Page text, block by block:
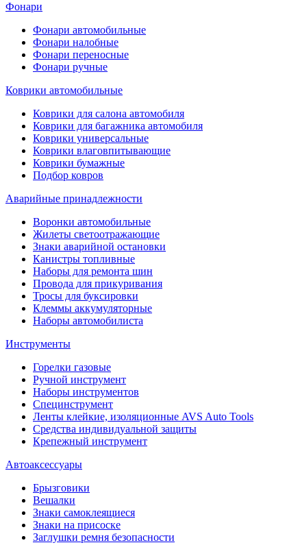
Фонари
Фонари автомобильные
Фонари налобные
Фонари переносные
Фонари ручные
Коврики автомобильные
Коврики для салона автомобиля
Коврики для багажника автомобиля
Коврики универсальные
Коврики влаговпитывающие
Коврики бумажные
Подбор ковров
Аварийные принадлежности
Воронки автомобильные
Жилеты светоотражающие
Знаки аварийной остановки
Канистры топливные
Наборы для ремонта шин
Провода для прикуривания
Тросы для буксировки
Клеммы аккумуляторные
Наборы автомобилиста
Инструменты
Горелки газовые
Ручной инструмент
Наборы инструментов
Специнструмент
Ленты клейкие, изоляционные AVS Auto Tools
Средства индивидуальной защиты
Крепежный инструмент
Автоаксессуары
Брызговики
Вешалки
Знаки самоклеящиеся
Знаки на присоске
Заглушки ремня безопасности